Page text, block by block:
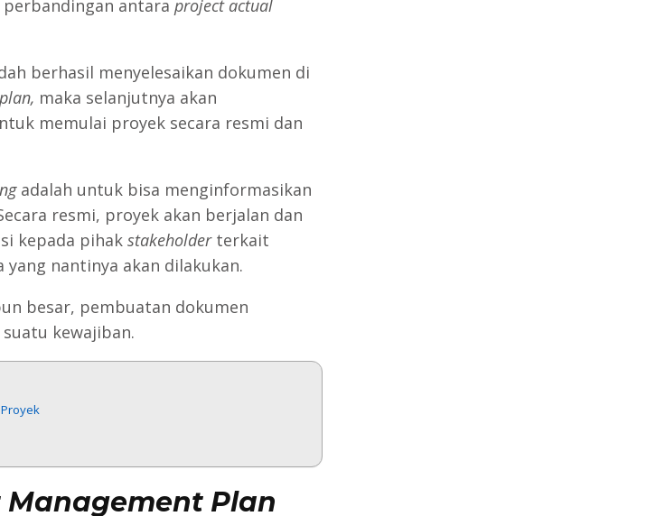
antara project actual
berhasil menyelesaikan dokumen di
maka selanjutnya akan
memulai proyek secara resmi dan
adalah untuk bisa menginformasikan
resmi, proyek akan berjalan dan
kepada pihak stakeholderterkait
nantinya akan dilakukan.
besar, pembuatan dokumen
kewajiban.
Management Plan